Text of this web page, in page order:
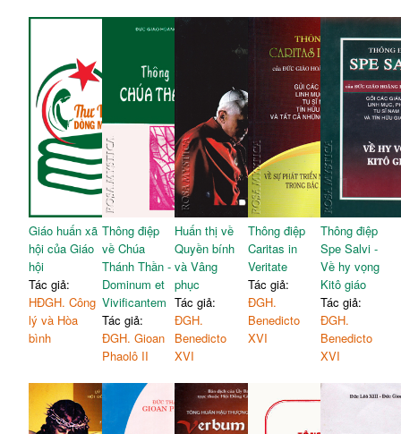
Giáo huấn xã
hội của Giáo
hội
Tác giả:
HĐGH. Công
lý và Hòa
bình
Thông điệp
về Chúa
Thánh Thần -
Dominum et
Vivificantem
Tác giả:
ĐGH. Gioan
Phaolô II
Huấn thị về
Quyền bính
và Vâng
phục
Tác giả:
ĐGH.
Benedicto
XVI
Thông điệp
Caritas in
Veritate
Tác giả:
ĐGH.
Benedicto
XVI
Thông điệp
Spe Salvi -
Về hy vọng
Kitô giáo
Tác giả:
ĐGH.
Benedicto
XVI